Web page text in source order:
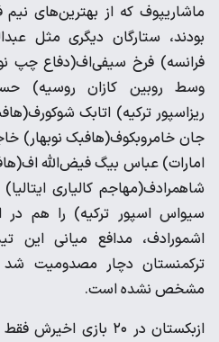
ماشاریپوف که از بهترین‌های
بودند، ستارگان دیگری مثل
فرانسه) فرخ سیفی‌اف(دفاع چپ
وسط روبین کازان روسیه)
ریزاسپور ترکیه) اتابک
جان خامروبکوف(هافبک نوبهار)
امارات) عباس بیگ فیض‌الله
شاهمرادف(مهاجم کالیاری
سیواس اسپور ترکیه) را هم در
اشمورادف، مدافع میانی این
ترکمنستان دچار مصدومیت شد
مشخص نشده است‌.
ازبکستان در ۲۰ بازی